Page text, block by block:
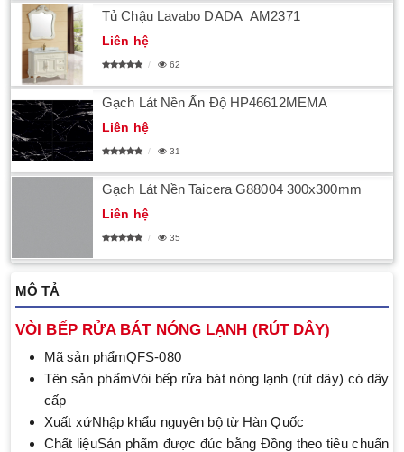
Tủ Chậu Lavabo DADA ​ AM2371
Liên hệ
62
Gạch Lát Nền Ấn Độ HP46612MEMA
Liên hệ
31
Gạch Lát Nền Taicera G88004 300x300mm
Liên hệ
35
MÔ TẢ
VÒI BẾP RỬA BÁT NÓNG LẠNH (RÚT DÂY)
Mã sản phẩmQFS-080
Tên sản phẩmVòi bếp rửa bát nóng lạnh (rút dây) có dây
cấp
Xuất xứNhập khẩu nguyên bộ từ Hàn Quốc
Chất liệuSản phẩm được đúc bằng Đồng theo tiêu chuẩn